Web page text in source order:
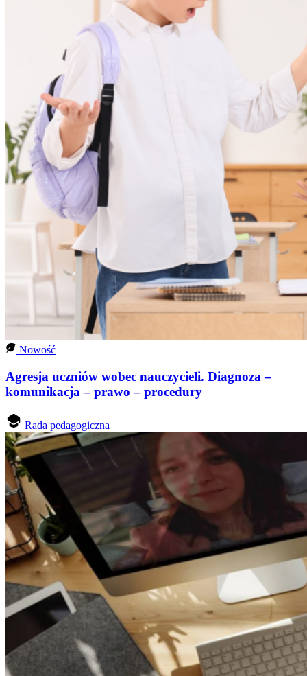
Nowość
Agresja uczniów wobec nauczycieli. Diagnoza –
komunikacja – prawo – procedury
Rada pedagogiczna